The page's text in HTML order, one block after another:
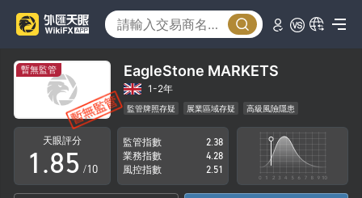
暫無監管 EagleStone MARKETS
1-2年
監管牌照存疑 展業區域存疑 高級風險隱患
天眼評分
0
1.
4
5
6
7
8
1
2
3
4
5 /10
監管指數
2.38
業務指數
4.28
風控指數
2.51